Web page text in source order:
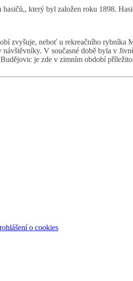
který byl založen roku 1898.
zvyšuje, neboť u rekreačního rybníka
V současné době byla v
je zde v zimním období
o cookies